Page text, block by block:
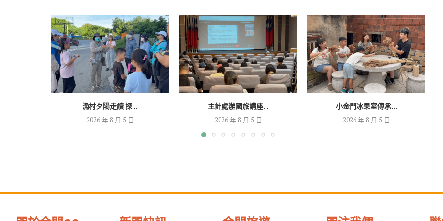
漁村夕陽走讀 探...
2026 年 8 月 5 日
主計處辦國旅講座...
2026 年 8 月 5 日
小金門冰果室傳承...
2026 年 8 月 5 日